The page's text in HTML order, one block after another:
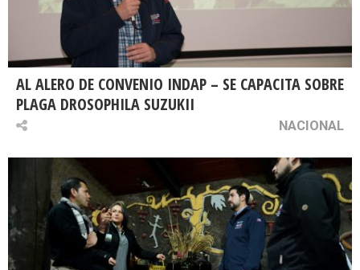
AL ALERO DE CONVENIO INDAP – SE CAPACITA SOBRE
PLAGA DROSOPHILA SUZUKII
NACIONAL